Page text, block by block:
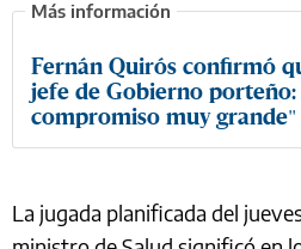
Fernán Quirós confirmó
jefe de Gobierno porteño:
compromiso muy grande"
La jugada planificada del